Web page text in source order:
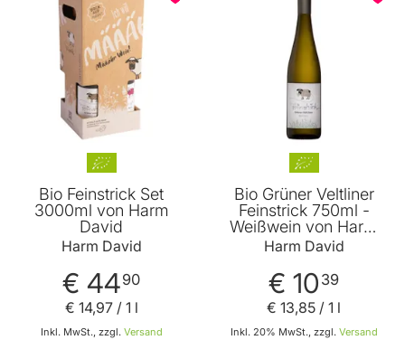
Bio Feinstrick Set
3000ml von Harm
David
Harm David
€ 4490
Inkl. MwSt., zzgl. Versand
€ 14,97/ 1 l
Bio Grüner Veltliner
Feinstrick 750ml -
Weißwein von Harm
David
Harm David
€ 10 39
Inkl. 20% MwSt., zzgl. Versand
€ 13,85 / 1 l